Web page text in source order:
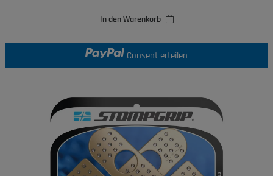
In den Warenkorb
Consent erteilen